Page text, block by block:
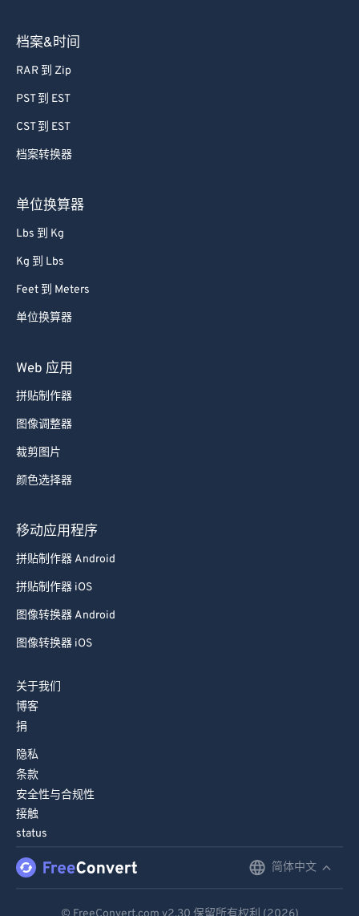
档案&时间
RAR 到 Zip
PST 到 EST
CST 到 EST
档案转换器
单位换算器
Lbs 到 Kg
Kg 到 Lbs
Feet 到 Meters
单位换算器
Web 应用
拼贴制作器
图像调整器
裁剪图片
颜色选择器
移动应用程序
拼贴制作器 Android
拼贴制作器 iOS
图像转换器 Android
图像转换器 iOS
关于我们
博客
捐
隐私
条款
安全性与合规性
接触
status
简体中文